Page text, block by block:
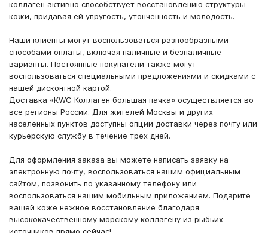
коллаген активно способствует восстановлению структуры
кожи, придавая ей упругость, утонченность и молодость.
Наши клиенты могут воспользоваться разнообразными
способами оплаты, включая наличные и безналичные
варианты. Постоянные покупатели также могут
воспользоваться специальными предложениями и скидками с
нашей дисконтной картой.
Доставка «KWC Коллаген большая пачка» осуществляется во
все регионы России. Для жителей Москвы и других
населенных пунктов доступны опции доставки через почту или
курьерскую службу в течение трех дней.
Для оформления заказа вы можете написать заявку на
электронную почту, воспользоваться нашим официальным
сайтом, позвонить по указанному телефону или
воспользоваться нашим мобильным приложением. Подарите
вашей коже нежное восстановление благодаря
высококачественному морскому коллагену из рыбьих
источников прямо сейчас!